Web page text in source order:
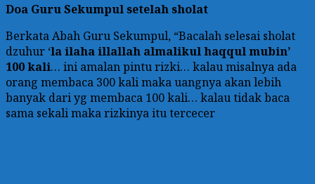
Doa Guru Sekumpul setelah sholat
Berkata Abah Guru Sekumpul, “Bacalah selesai sholat
dzuhur ‘la ilaha illallah almalikul haqqul mubin’
100 kali… ini amalan pintu rizki… kalau misalnya ada
orang membaca 300 kali maka uangnya akan lebih
banyak dari yg membaca 100 kali… kalau tidak baca
sama sekali maka rizkinya itu tercecer